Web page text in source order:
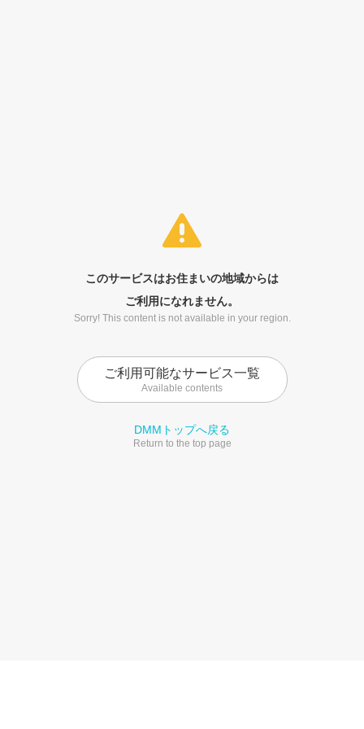
このサービスはお住まいの地域からは
ご利用になれません。
Sorry! This content is not available in your region.
ご利用可能なサービス一覧
Available contents
DMMトップへ戻る
Return to the top page